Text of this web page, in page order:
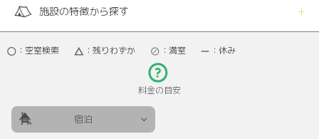
施設の特徴から探す
：空室検索 ：残りわずか ：満室 ：休み
料金の目安
宿泊